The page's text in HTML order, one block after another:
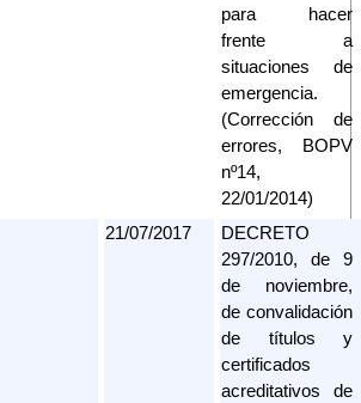
para hacer
frente a
situaciones de
emergencia.
(Corrección de
errores, BOPV
nº14,
22/01/2014)
21/07/2017
DECRETO
297/2010, de 9
de noviembre,
de convalidación
de títulos y
certificados
acreditativos de